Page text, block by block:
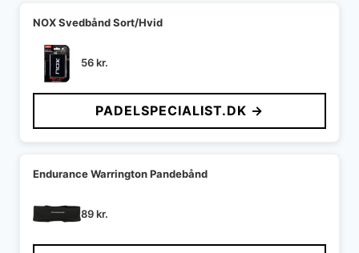
NOX Svedbånd Sort/Hvid
56kr.
PADELSPECIALIST.DK →
Endurance Warrington Pandebånd
89kr.